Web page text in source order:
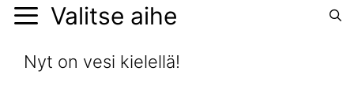
Valitse aihe
Nyt on vesi kielellä!